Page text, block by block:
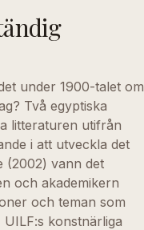
under 1900-talet om
Två egyptiska
litteraturen utifrån
i att utveckla det
(2002) vann det
och akademikern
och teman som
UILF:s konstnärliga